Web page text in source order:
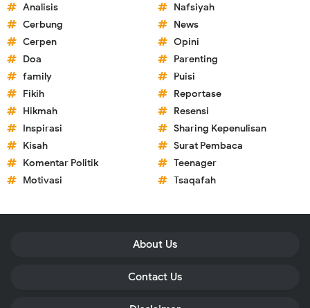
Analisis
Cerbung
Cerpen
Doa
family
Fikih
Hikmah
Inspirasi
Kisah
Komentar Politik
Motivasi
Nafsiyah
News
Opini
Parenting
Puisi
Reportase
Resensi
Sharing Kepenulisan
Surat Pembaca
Teenager
Tsaqafah
About Us
Contact Us